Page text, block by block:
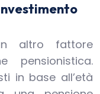
altro fattore
pensionistica.
in base all’età